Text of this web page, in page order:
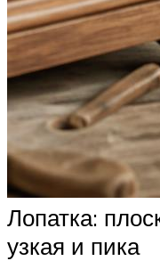
Лопатка:
узкая и пика